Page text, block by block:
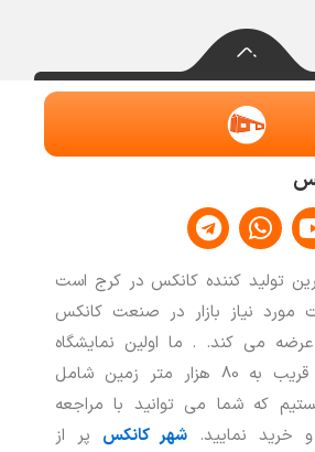
Y
o
u
t
u
b
e
W
h
a
t
s
a
p
p
T
e
l
e
g
r
a
m
تولید کننده کانکس در کرج است
مورد نیاز بازار در صنعت کانکس
می کند. . ما اولین نمایشگاه
دائمی کانکس با قریب به 80 هزار متر زمین شامل
که شما می توانید با مراجعه
خرید نمایید. شهر کانکس پر از